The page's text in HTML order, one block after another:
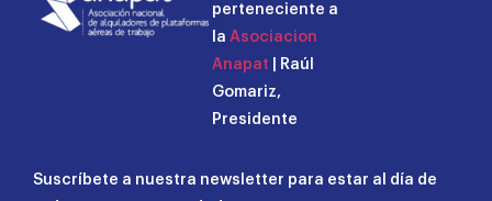
perteneciente a
la Asociacion
Anapat | Raúl
Gomariz,
Presidente
Suscríbete a nuestra newsletter para estar al día de